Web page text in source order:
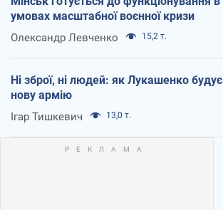
умовах масштабної воєнної кризи
Олександр Левченко 15,2 т.
Ні зброї, ні людей: як Лукашенко будує
нову армію
Ігар Тишкевич 13,0 т.